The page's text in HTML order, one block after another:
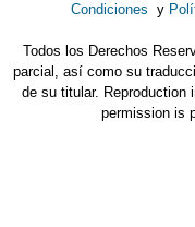
Condiciones y
Todos los Derechos
parcial, así como su
de su titular. Reproduction
permission is